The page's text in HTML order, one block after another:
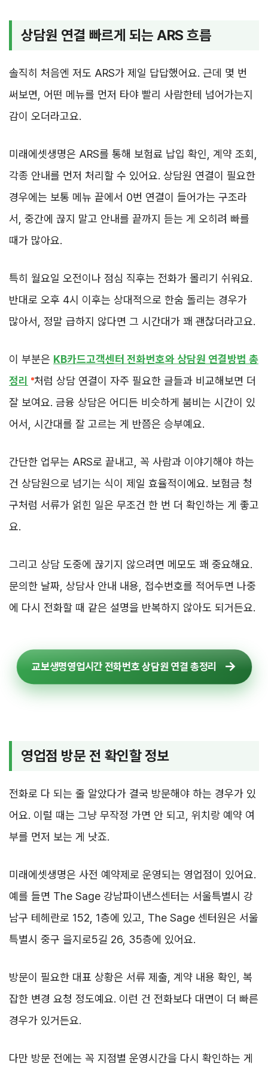
상담원 연결 빠르게 되는 ARS 흐름
솔직히 처음엔 저도 ARS가 제일 답답했어요. 근데 몇 번
써보면, 어떤 메뉴를 먼저 타야 빨리 사람한테 넘어가는지
감이 오더라고요.
미래에셋생명은 ARS를 통해 보험료 납입 확인, 계약 조회,
각종 안내를 먼저 처리할 수 있어요. 상담원 연결이 필요한
경우에는 보통 메뉴 끝에서 0번 연결이 들어가는 구조라
서, 중간에 끊지 말고 안내를 끝까지 듣는 게 오히려 빠를
때가 많아요.
특히 월요일 오전이나 점심 직후는 전화가 몰리기 쉬워요.
반대로 오후 4시 이후는 상대적으로 한숨 돌리는 경우가
많아서, 정말 급하지 않다면 그 시간대가 꽤 괜찮더라고요.
이 부분은 KB카드고객센터 전화번호와 상담원 연결방법 총
정리
처럼 상담 연결이 자주 필요한 글들과 비교해보면 더
잘 보여요. 금융 상담은 어디든 비슷하게 붐비는 시간이 있
어서, 시간대를 잘 고르는 게 반쯤은 승부예요.
간단한 업무는 ARS로 끝내고, 꼭 사람과 이야기해야 하는
건 상담원으로 넘기는 식이 제일 효율적이에요. 보험금 청
구처럼 서류가 얽힌 일은 무조건 한 번 더 확인하는 게 좋고
요.
그리고 상담 도중에 끊기지 않으려면 메모도 꽤 중요해요.
문의한 날짜, 상담사 안내 내용, 접수번호를 적어두면 나중
에 다시 전화할 때 같은 설명을 반복하지 않아도 되거든요.
교보생명영업시간 전화번호 상담원 연결 총정리
영업점 방문 전 확인할 정보
전화로 다 되는 줄 알았다가 결국 방문해야 하는 경우가 있
어요. 이럴 때는 그냥 무작정 가면 안 되고, 위치랑 예약 여
부를 먼저 보는 게 낫죠.
미래에셋생명은 사전 예약제로 운영되는 영업점이 있어요.
예를 들면 The Sage 강남파이낸스센터는 서울특별시 강
남구 테헤란로 152, 1층에 있고, The Sage 센터원은 서울
특별시 중구 을지로5길 26, 35층에 있어요.
방문이 필요한 대표 상황은 서류 제출, 계약 내용 확인, 복
잡한 변경 요청 정도예요. 이런 건 전화보다 대면이 더 빠른
경우가 있거든요.
다만 방문 전에는 꼭 지점별 운영시간을 다시 확인하는 게